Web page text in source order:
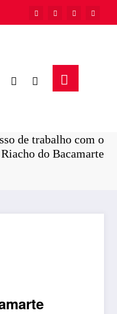
de trabalho com o
do Bacamarte